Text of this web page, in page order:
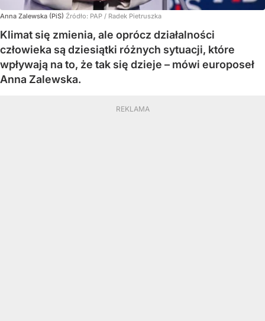
Anna Zalewska (PiS) Źródło: PAP / Radek Pietruszka
Klimat się zmienia, ale oprócz działalności
człowieka są dziesiątki różnych sytuacji, które
wpływają na to, że tak się dzieje – mówi europoseł
Anna Zalewska.